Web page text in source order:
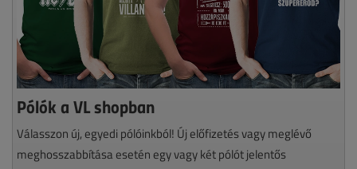
Pólók a VL shopban
Válasszon új, egyedi pólóinkból! Új előfizetés vagy meglévő
meghosszabbítása esetén egy vagy két pólót jelentős